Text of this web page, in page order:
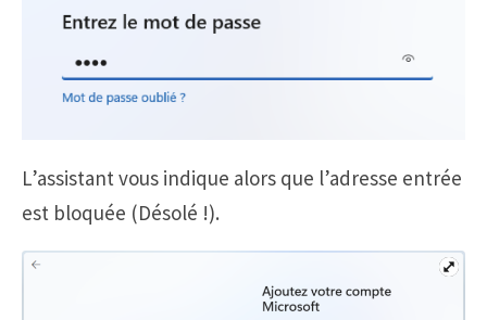
L’assistant vous indique alors que l’adresse entrée
est bloquée (Désolé !).